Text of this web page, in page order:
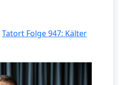
Tatort Folge 947: Kälter